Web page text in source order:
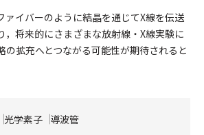
ァイバーのように結晶を通じてX線を伝送
，将来的にさまざまな放射線・X線実験に
の拡充へとつながる可能性が期待されると
光学素子 導波管